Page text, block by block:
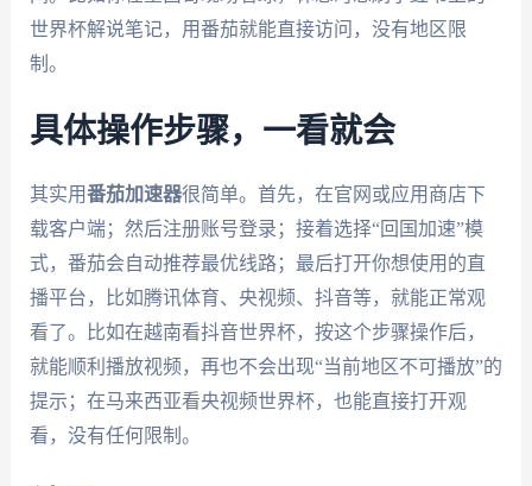
世界杯解说笔记，用番茄就能直接访问，没有地区限
制。
具体操作步骤，一看就会
其实用番茄加速器很简单。首先，在官网或应用商店下
载客户端；然后注册账号登录；接着选择“回国加速”模
式，番茄会自动推荐最优线路；最后打开你想使用的直
播平台，比如腾讯体育、央视频、抖音等，就能正常观
看了。比如在越南看抖音世界杯，按这个步骤操作后，
就能顺利播放视频，再也不会出现“当前地区不可播放”的
提示；在马来西亚看央视频世界杯，也能直接打开观
看，没有任何限制。